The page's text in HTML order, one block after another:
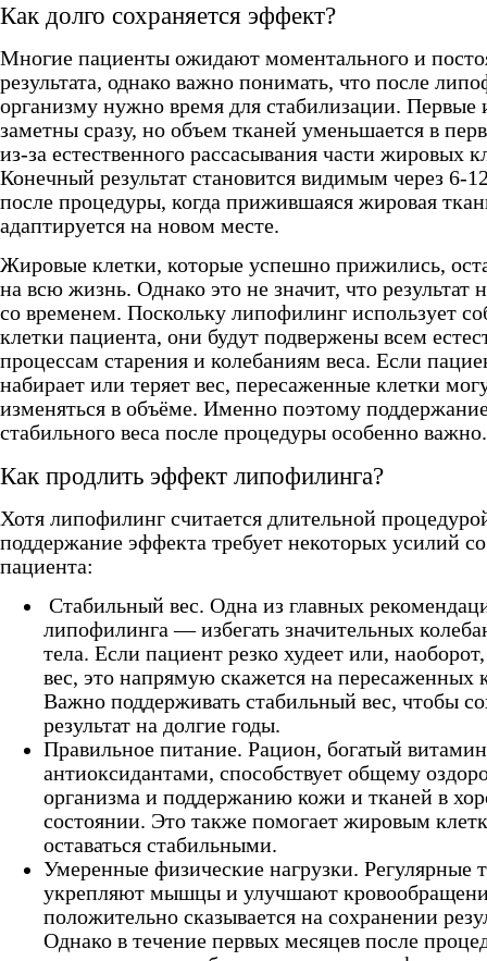
Как долго сохраняется эффект?
Многие пациенты ожидают моментального и
результата, однако важно понимать, что после
организму нужно время для стабилизации. Первые
заметны сразу, но объем тканей уменьшается в
из-за естественного рассасывания части жировых
Конечный результат становится видимым через 6-
после процедуры, когда прижившаяся жировая
адаптируется на новом месте.
Жировые клетки, которые успешно прижились,
на всю жизнь. Однако это не значит, что результат
со временем. Поскольку липофилинг использует
клетки пациента, они будут подвержены всем
процессам старения и колебаниям веса. Если
набирает или теряет вес, пересаженные клетки
изменяться в объёме. Именно поэтому
стабильного веса после процедуры особенно важно.
Как продлить эффект липофилинга?
Хотя липофилинг считается длительной
поддержание эффекта требует некоторых усилий
пациента:
Стабильный вес. Одна из главных
липофилинга — избегать значительных
тела. Если пациент резко худеет или,
вес, это напрямую скажется на пересаженных
Важно поддерживать стабильный вес, чтобы
результат на долгие годы.
Правильное питание. Рацион, богатый
антиоксидантами, способствует общему
организма и поддержанию кожи и тканей в
состоянии. Это также помогает жировым
оставаться стабильными.
Умеренные физические нагрузки. Регулярные
укрепляют мышцы и улучшают
положительно сказывается на сохранении
Однако в течение первых месяцев после